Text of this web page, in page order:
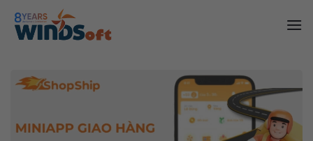
content